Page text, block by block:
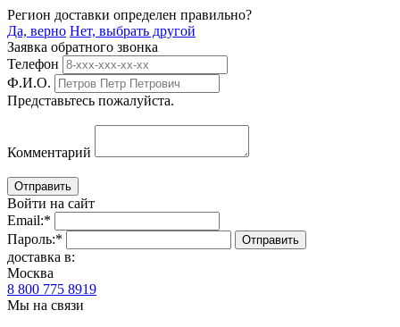
Регион доставки определен правильно?
Да, верно Нет, выбрать другой
Заявка обратного звонка
Телефон
Ф.И.О.
Представьтесь пожалуйста.
Комментарий
Войти на сайт
Email:*
Пароль:*
доставка в:
Москва
8 800 775 8919
Мы на связи